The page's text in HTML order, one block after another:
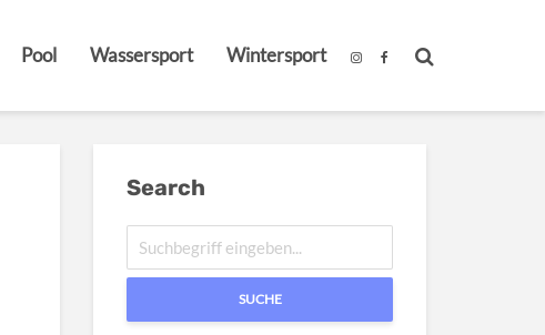
Pool Wassersport Wintersport
Search
SUCHE